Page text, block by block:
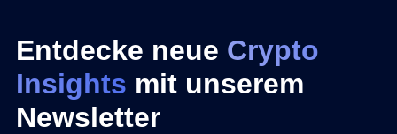
Entdecke neue Crypto
Insights mit unserem
Newsletter